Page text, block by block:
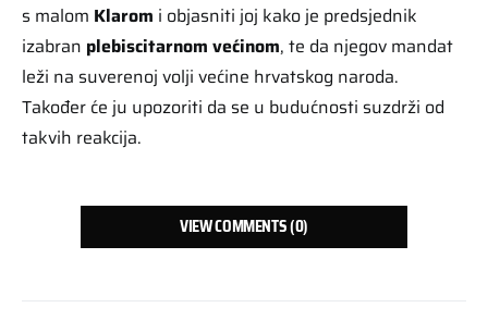
s malom Klarom i objasniti joj kako je predsjednik
izabran plebiscitarnom većinom, te da njegov mandat
leži na suverenoj volji većine hrvatskog naroda.
Također će ju upozoriti da se u budućnosti suzdrži od
takvih reakcija.
VIEW COMMENTS (0)